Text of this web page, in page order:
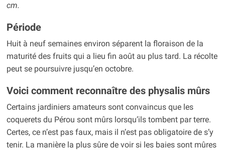
cm.
Période
Huit à neuf semaines environ séparent la floraison de la
maturité des fruits qui a lieu fin août au plus tard. La récolte
peut se poursuivre jusqu’en octobre.
Voici comment reconnaître des physalis mûrs
Certains jardiniers amateurs sont convaincus que les
coquerets du Pérou sont mûrs lorsqu’ils tombent par terre.
Certes, ce n’est pas faux, mais il n’est pas obligatoire de s’y
tenir. La manière la plus sûre de voir si les baies sont mûres